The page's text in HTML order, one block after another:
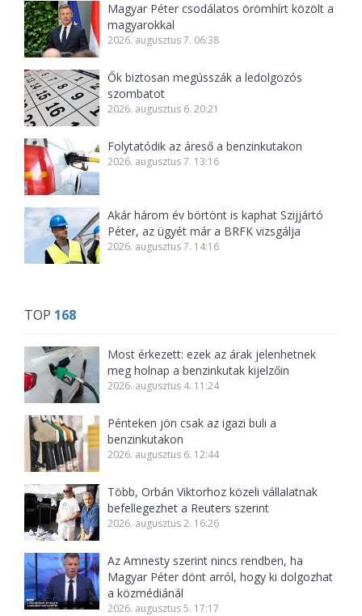
Magyar Péter csodálatos örömhírt közölt a
magyarokkal
2026. augusztus 7. 06:38
Ők biztosan megússzák a ledolgozós
szombatot
2026. augusztus 6. 20:21
Folytatódik az áreső a benzinkutakon
2026. augusztus 7. 13:16
Akár három év börtönt is kaphat Szijjártó
Péter, az ügyét már a BRFK vizsgálja
2026. augusztus 7. 14:16
TOP 168
Most érkezett: ezek az árak jelenhetnek
meg holnap a benzinkutak kijelzőin
2026. augusztus 4. 11:24
Pénteken jön csak az igazi buli a
benzinkutakon
2026. augusztus 6. 12:44
Több, Orbán Viktorhoz közeli vállalatnak
befellegezhet a Reuters szerint
2026. augusztus 2. 16:26
Az Amnesty szerint nincs rendben, ha
Magyar Péter dönt arról, hogy ki dolgozhat
a közmédiánál
2026. augusztus 5. 17:17